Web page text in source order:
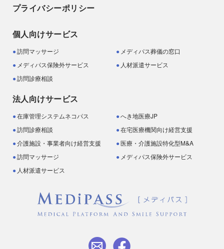
プライバシーポリシー
個人向けサービス
訪問マッサージ
メディパス葬儀の窓口
メディパス保険外サービス
人材派遣サービス
訪問診療相談
法人向けサービス
在庫管理システムネコパス
へき地医療JP
訪問診療相談
在宅医療機関向け経営支援
介護施設・事業者向け経営支援
医療・介護施設特化型M&A
訪問マッサージ
メディパス保険外サービス
人材派遣サービス